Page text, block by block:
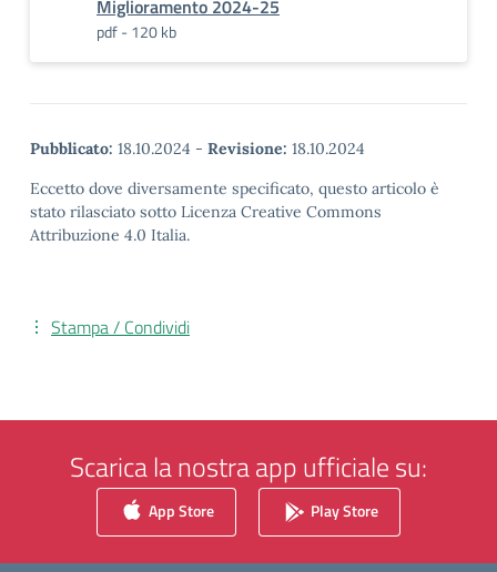
Miglioramento 2024-25
pdf - 120 kb
Pubblicato: 18.10.2024 - Revisione: 18.10.2024
Eccetto dove diversamente specificato, questo articolo è
stato rilasciato sotto Licenza Creative Commons
Attribuzione 4.0 Italia.
Stampa / Condividi
Scarica la nostra app ufficiale su:
App Store Play Store